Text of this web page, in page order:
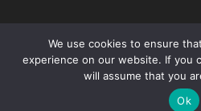
Home Contact us Privacy Policy
Home – mobile
নতুন সব গল্প নতুন সব
নতুন সব গল্প 2022
©
We use cookies to ensure
experience on our website. If you
will assume that you
Ok